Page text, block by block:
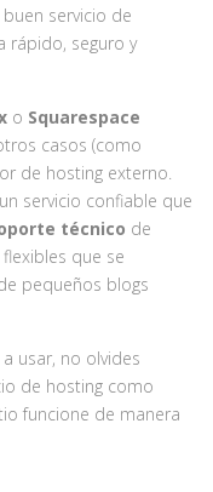
servicio de
rápido, seguro y
o Squarespace
casos (como
de hosting externo.
servicio confiable que
técnico de
que se
pequeños blogs
usar, no olvides
de hosting como
funcione de manera